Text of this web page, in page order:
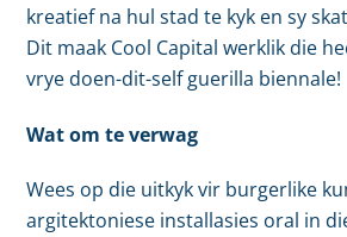
kreatief na hul stad te kyk en sy
Dit maak Cool Capital werklik die
vrye doen-dit-self guerilla biennale!
Wat om te verwag
Wees op die uitkyk vir burgerlike
argitektoniese installasies oral in